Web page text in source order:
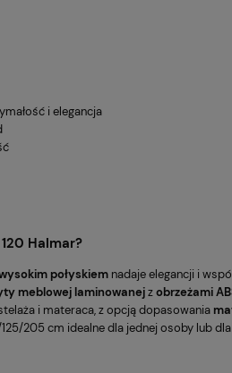
i elegancja
120 Halmar?
połyskiem nadaje elegancji i
meblowej laminowanejzobrzeżami
i materaca, z opcją dopasowania
205 cm idealne dla jednej osoby lub